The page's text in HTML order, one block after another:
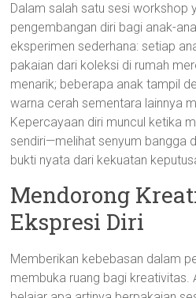
Dalam salah satu sesi workshop
pengembangan diri bagi anak-
eksperimen sederhana: setiap
pakaian dari koleksi di rumah
menarik; beberapa anak tampil
warna cerah sementara lainnya
Kepercayaan diri muncul ketika
sendiri—melihat senyum bangga
bukti nyata dari kekuatan
Mendorong
Ekspresi Diri
Memberikan kebebasan dalam
membuka ruang bagi kreativitas.